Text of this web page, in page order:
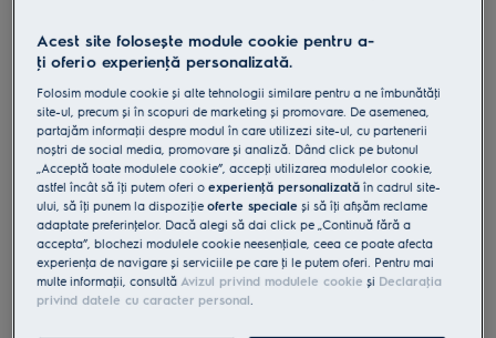
EF75B
Filtru cilindric Ergoeasy
0 (0)
Cumpără de pe www.electrolux.ro și primești:
Acest site folosește module cookie pentru a-
ţi oferi o experienţă personalizată.
Folosim module cookie și alte tehnologii similare pentru a ne îmbunătăţi
site-ul, precum și în scopuri de marketing și promovare. De asemenea,
partajăm informaţii despre modul în care utilizezi site-ul, cu partenerii
noștri de social media, promovare și analiză. Dând click pe butonul
„Acceptă toate modulele cookie”, accepţi utilizarea modulelor cookie,
astfel încât să îţi putem oferi oexperienţă personalizată în cadrul site-
ului, să îţi punem la dispoziţieoferte speciale și să îţi afișăm reclame
adaptate preferinţelor. Dacă alegi să dai click pe „Continuă fără a
accepta”, blochezi modulele cookie neesenţiale, ceea ce poate afecta
experienţa de navigare și serviciile pe care ţi le putem oferi. Pentru mai
multe informaţii, consultă Avizul privind modulele cookie și Declaraţia
privind datele cu caracter personal.